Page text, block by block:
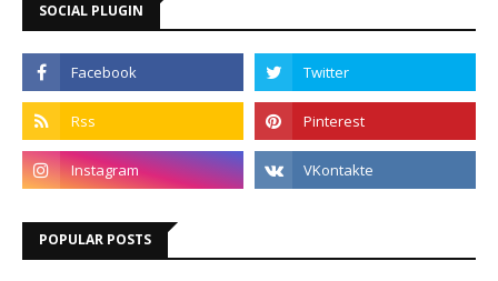
SOCIAL PLUGIN
POPULAR POSTS